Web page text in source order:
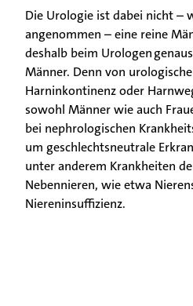
Die Urologie ist dabei nicht –
angenommen – eine reine
deshalb beim Urologen
Männer. Denn von
Harninkontinenz oder
sowohl Männer wie auch
bei nephrologischen
um geschlechtsneutrale
unter anderem Krankheiten
Nebennieren, wie etwa
Niereninsuffizienz.